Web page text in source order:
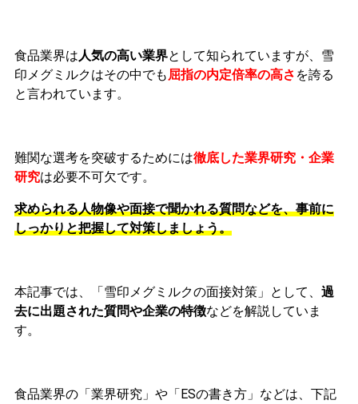
食品業界は 人気の高い業界として知られていますが、雪
印メグミルクはその中でも 屈指の内定倍率の高さ を誇る
と言われています。
難関な選考を突破するためには徹底した業界研究・企業
研究は必要不可欠です。
求められる人物像や面接で聞かれる質問などを、事前に
しっかりと把握して対策しましょう。
本記事では、「雪印メグミルクの面接対策」として、 過
去に出題された質問や企業の特徴などを解説していま
す。
食品業界の「業界研究」や「ESの書き方」などは、下記